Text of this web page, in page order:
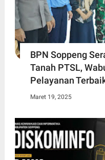
BPN Soppeng
Tanah PTSL,
Pelayanan
Maret 19, 2025